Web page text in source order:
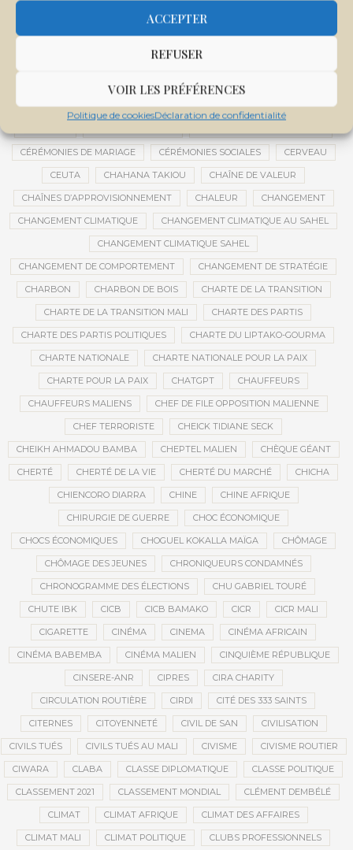
ACCEPTER
REFUSER
VOIR LES PRÉFÉRENCES
Politique de cookiesDéclaration de confidentialité
CENTRE DE SANTÉ COMMUNAUTAIRE
CENTRE INTERNATIONAL DE CONFÉRENCES DE BAMAKO
CENTRE MALI
CENTRE NATIONAL DES EXAMENS ET CONCOURS DE L’ÉDUCATION
CENTRES DE DONNÉES CERCLE DE RÉFLEXION À DISTANCE
CÉRÉMONIES DE MARIAGE CÉRÉMONIES SOCIALES CERVEAU
CEUTA CHAHANA TAKIOU CHAÎNE DE VALEUR
CHAÎNES D’APPROVISIONNEMENT CHALEUR CHANGEMENT
CHANGEMENT CLIMATIQUE CHANGEMENT CLIMATIQUE AU SAHEL
CHANGEMENT CLIMATIQUE SAHEL
CHANGEMENT DE COMPORTEMENT CHANGEMENT DE STRATÉGIE
CHARBON CHARBON DE BOIS CHARTE DE LA TRANSITION
CHARTE DE LA TRANSITION MALI CHARTE DES PARTIS
CHARTE DES PARTIS POLITIQUES CHARTE DU LIPTAKO-GOURMA
CHARTE NATIONALE CHARTE NATIONALE POUR LA PAIX
CHARTE POUR LA PAIX CHATGPT CHAUFFEURS
CHAUFFEURS MALIENS CHEF DE FILE OPPOSITION MALIENNE
CHEF TERRORISTE CHEICK TIDIANE SECK
CHEIKH AHMADOU BAMBA CHEPTEL MALIEN CHÈQUE GÉANT
CHERTÉ CHERTÉ DE LA VIE CHERTÉ DU MARCHÉ CHICHA
CHIENCORO DIARRA CHINE CHINE AFRIQUE
CHIRURGIE DE GUERRE CHOC ÉCONOMIQUE
CHOCS ÉCONOMIQUES CHOGUEL KOKALLA MAÏGA CHÔMAGE
CHÔMAGE DES JEUNES CHRONIQUEURS CONDAMNÉS
CHRONOGRAMME DES ÉLECTIONS CHU GABRIEL TOURÉ
CHUTE IBK CICB CICB BAMAKO CICR CICR MALI
CIGARETTE CINÉMA CINEMA CINÉMA AFRICAIN
CINÉMA BABEMBA CINÉMA MALIEN CINQUIÈME RÉPUBLIQUE
CINSERE-ANR CIPRES CIRA CHARITY
CIRCULATION ROUTIÈRE CIRDI CITÉ DES 333 SAINTS
CITERNES CITOYENNETÉ CIVIL DE SAN CIVILISATION
CIVILS TUÉS CIVILS TUÉS AU MALI CIVISME CIVISME ROUTIER
CIWARA CLABA CLASSE DIPLOMATIQUE CLASSE POLITIQUE
CLASSEMENT 2021 CLASSEMENT MONDIAL CLÉMENT DEMBÉLÉ
CLIMAT CLIMAT AFRIQUE CLIMAT DES AFFAIRES
CLIMAT MALI CLIMAT POLITIQUE CLUBS PROFESSIONNELS